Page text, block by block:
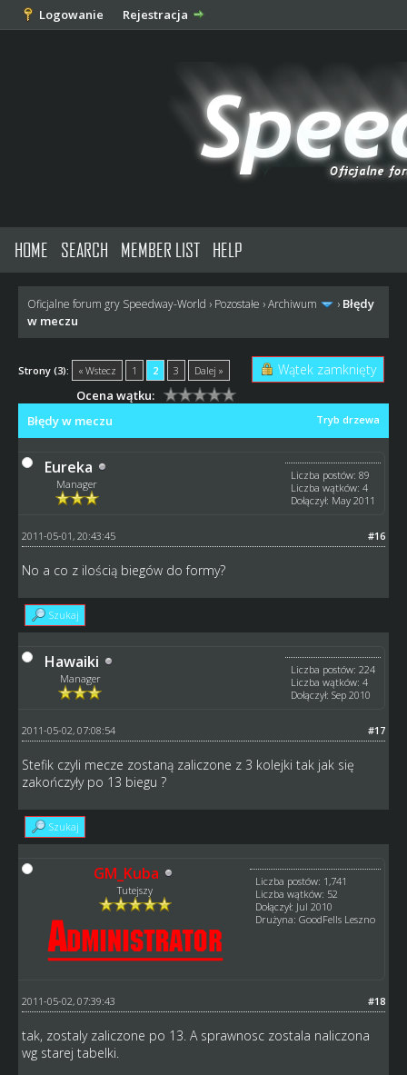
Logowanie Rejestracja
HOME SEARCH MEMBER LIST HELP
Oficjalne forum gry Speedway-World › Pozostałe ›Archiwum › Błędy
w meczu
Strony (3): « Wstecz 1 2 3 Dalej » Wątek zamknięty
Ocena wątku:
Tryb drzewa
Błędy w meczu
Eureka
Manager
Liczba postów: 89
Liczba wątków: 4
Dołączył: May 2011
#16
2011-05-01, 20:43:45
No a co z ilością biegów do formy?
Szukaj
Hawaiki
Manager
Liczba postów: 224
Liczba wątków: 4
Dołączył: Sep 2010
#17
2011-05-02, 07:08:54
Stefik czyli mecze zostaną zaliczone z 3 kolejki tak jak się
zakończyły po 13 biegu ?
Szukaj
GM_Kuba
Tutejszy
Liczba postów: 1,741
Liczba wątków: 52
Dołączył: Jul 2010
Drużyna: GoodFells Leszno
#18
2011-05-02, 07:39:43
tak, zostaly zaliczone po 13. A sprawnosc zostala naliczona
wg starej tabelki.